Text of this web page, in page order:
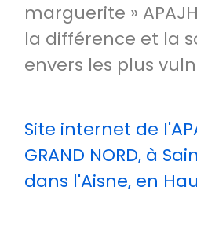
marguerite »
la différence et la
envers les plus
Site internet de
GRAND NORD, à
dans l'Aisne, en